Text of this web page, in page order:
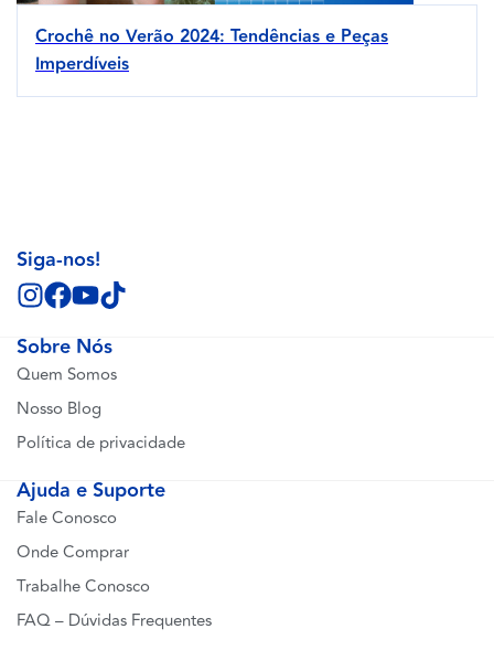
Crochê no Verão 2024: Tendências e Peças
Imperdíveis
Sobre Nós
Quem Somos
Nosso Blog
Política de privacidade
Ajuda e Suporte
Fale Conosco
Onde Comprar
Trabalhe Conosco
FAQ – Dúvidas Frequentes
Siga-nos!